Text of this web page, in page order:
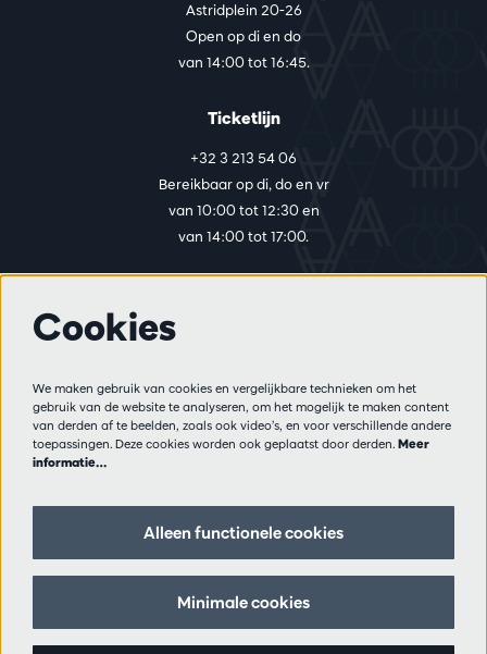
Astridplein 20-26
Open op di en do
van 14:00 tot 16:45.
Ticketlijn
+32 3 213 54 06
Bereikbaar op di, do en vr
van 10:00 tot 12:30 en
van 14:00 tot 17:00.
Privacy
Verkoopsvoorwaarden
Pers
Volg ons
Cookies
We maken gebruik van cookies en vergelijkbare technieken om het
gebruik van de website te analyseren, om het mogelijk te maken content
van derden af te beelden, zoals ook video’s, en voor verschillende andere
toepassingen. Deze cookies worden ook geplaatst door derden. Meer
informatie…
Alleen functionele cookies
Minimale cookies